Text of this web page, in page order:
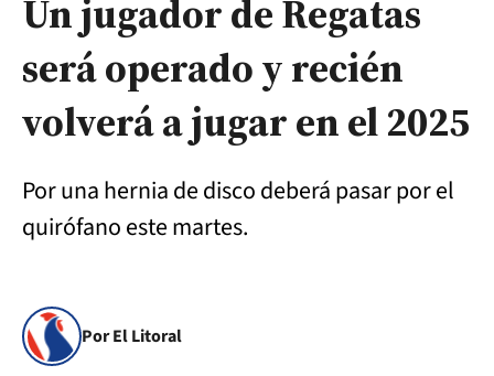
Un jugador de Regatas
será operado y recién
volverá a jugar en el 2025
Por una hernia de disco deberá pasar por el
quirófano este martes.
Por El Litoral